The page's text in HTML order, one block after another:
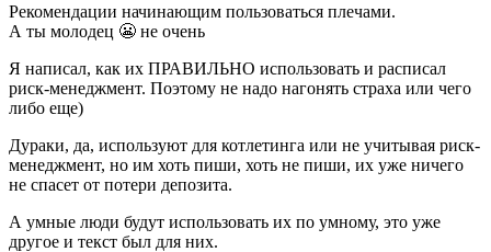
Рекомендации начинающим пользоваться плечами.
А ты молодец 😬 не очень
Я написал, как их ПРАВИЛЬНО использовать и расписал
риск-менеджмент. Поэтому не надо нагонять страха или чего
либо еще)
Дураки, да, используют для котлетинга или не учитывая риск-
менеджмент, но им хоть пиши, хоть не пиши, их уже ничего
не спасет от потери депозита.
А умные люди будут использовать их по умному, это уже
другое и текст был для них.